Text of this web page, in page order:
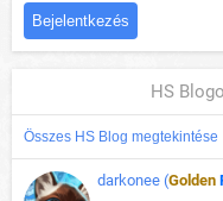
HS
Összes HS Blog megtekintése
darkonee (Golden